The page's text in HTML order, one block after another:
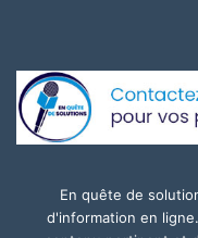
En quête de
d'information en